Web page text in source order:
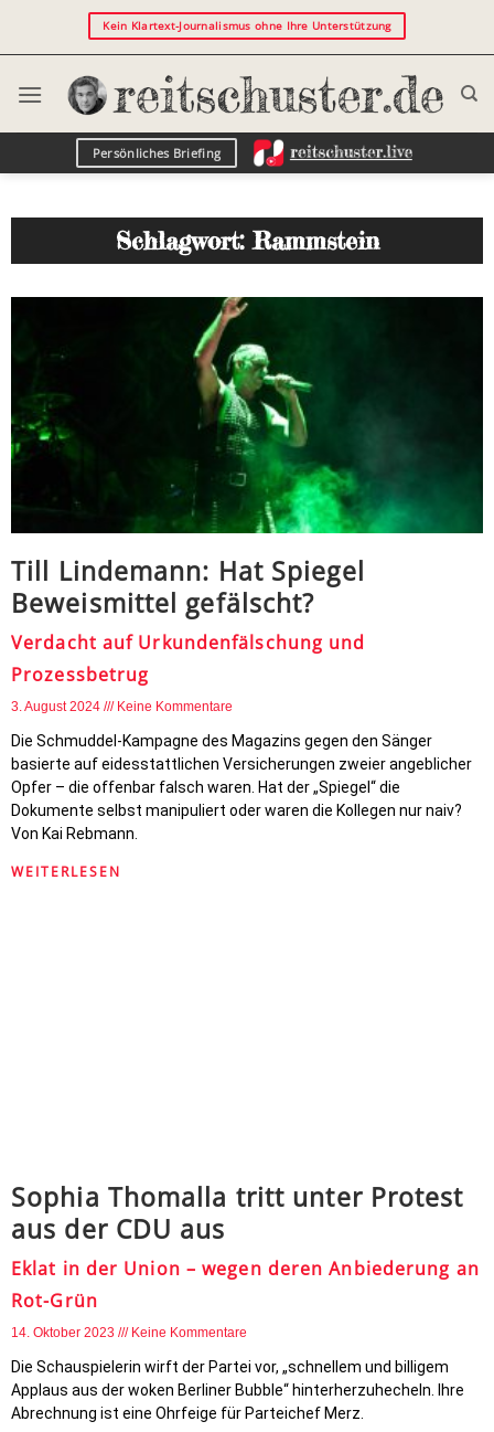
Kein Klartext-Journalismus ohne Ihre Unterstützung
Persönliches Briefing
Schlagwort: Rammstein
Till Lindemann: Hat Spiegel
Beweismittel gefälscht?
Verdacht auf Urkundenfälschung und
Prozessbetrug
3. August 2024 Keine Kommentare
Die Schmuddel-Kampagne des Magazins gegen den Sänger
basierte auf eidesstattlichen Versicherungen zweier angeblicher
Opfer – die offenbar falsch waren. Hat der „Spiegel“ die
Dokumente selbst manipuliert oder waren die Kollegen nur naiv?
Von Kai Rebmann.
WEITERLESEN
Sophia Thomalla tritt unter Protest
aus der CDU aus
Eklat in der Union – wegen deren Anbiederung an
Rot-Grün
14. Oktober 2023 Keine Kommentare
Die Schauspielerin wirft der Partei vor, „schnellem und billigem
Applaus aus der woken Berliner Bubble“ hinterherzuhecheln. Ihre
Abrechnung ist eine Ohrfeige für Parteichef Merz.